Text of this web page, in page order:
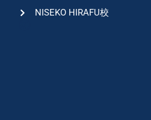
NISEKO HIRAFU校